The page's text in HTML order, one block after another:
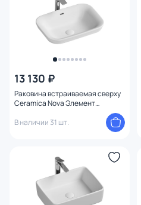
13 130 ₽
Раковина встраиваемая сверху
Ceramica Nova Элемент
В наличии 31 шт.